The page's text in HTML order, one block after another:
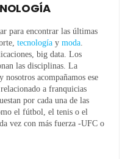
para encontrar las últimas
tecnologíay moda.
big data. Los
las disciplinas. La
acompañamos ese
a franquicias
por cada una de las
el fútbol, el tenis o el
vez con más fuerza -UFC o